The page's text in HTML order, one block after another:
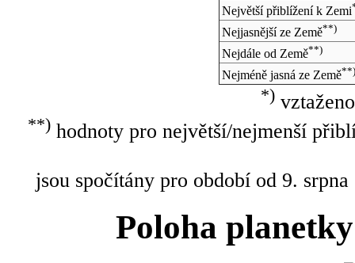
Největší přiblížení k Zemi
Nejjasnější ze Země**)
Nejdále od Země**)
Nejméně jasná ze Země**)
*)
**)hodnoty pro největší/nejmenší
jsou spočítány pro období od 9.
Poloha